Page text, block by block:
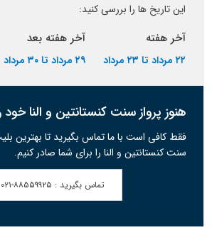
این تاریخ ها را بررسی کنید:
آخر هفته
۲۲ مرداد تا ۲۳ مرداد
آخر هفته بعد
۲۹ مرداد تا ۳۰ مرداد
هنوز پرواز سنت کنستانتین و النا خود
فقط کافی است با ما تماس بگیرید تا بهترین
سنت کنستانتین و النا را برای شما صادر کنیم.
تماس بگیرید : ۰۲۱-۸۸۵۵۹۹۲۵